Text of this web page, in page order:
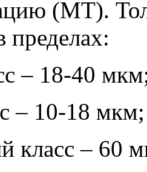
(МТ).
пределах:
– 18-40
– 10-18 мкм;
класс – 60